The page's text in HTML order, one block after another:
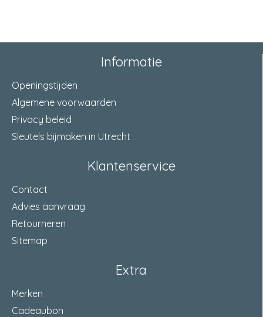
Informatie
Openingstijden
Algemene voorwaarden
Privacy beleid
Sleutels bijmaken in Utrecht
Klantenservice
Contact
Advies aanvraag
Retourneren
Sitemap
Extra
Merken
Cadeaubon